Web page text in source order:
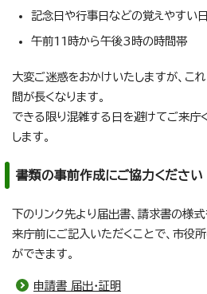
記念日や行事日などの覚えやすい日
午前11時から午後3時の時間帯
大変ご迷惑をおかけいたしますが、こ
間が長くなります。
できる限り混雑する日を避けてご来庁
します。
書類の事前作成にご協力ください
下のリンク先より届出書、請求書の様
来庁前にご記入いただくことで、市役
ができます。
申請書 届出・証明